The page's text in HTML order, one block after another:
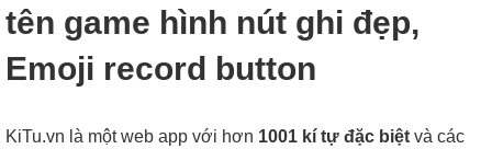
tên game hình nút ghi đẹp,
Emoji record button
KiTu.vn là một web app với hơn 1001 kí tự đặc biệt và các